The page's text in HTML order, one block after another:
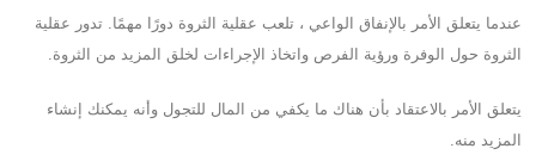
عندما يتعلق الأمر بالإنفاق الواعي ، تلعب عقلية الثروة دورًا مهمًا. تدور عقلية
الثروة حول الوفرة ورؤية الفرص واتخاذ الإجراءات لخلق المزيد من الثروة.
يتعلق الأمر بالاعتقاد بأن هناك ما يكفي من المال للتجول وأنه يمكنك إنشاء
المزيد منه.